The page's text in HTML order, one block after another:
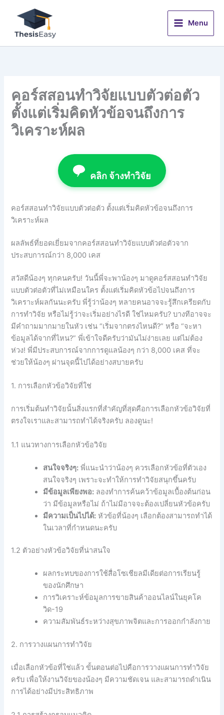
content
Menu
คอร์สสอนทำวิจัยแบบตัวต่อตัว
ตั้งแต่เริ่มคิดหัวข้อจนถึงการ
วิเคราะห์ผล
คลิก จ้างทำวิจัย
คอร์สสอนทำวิจัยแบบตัวต่อตัว ตั้งแต่เริ่มคิดหัวข้อจนถึงการ
วิเคราะห์ผล
ผลลัพธ์ที่ยอดเยี่ยมจากคอร์สสอนทำวิจัยแบบตัวต่อตัวจาก
ประสบการณ์กว่า 8,000 เคส
สวัสดีน้องๆ ทุกคนครับ! วันนี้พี่จะพาน้องๆ มาดูคอร์สสอนทำวิจัย
แบบตัวต่อตัวที่ไม่เหมือนใคร ตั้งแต่เริ่มคิดหัวข้อไปจนถึงการ
วิเคราะห์ผลกันนะครับ พี่รู้ว่าน้องๆ หลายคนอาจจะรู้สึกเครียดกับ
การทำวิจัย หรือไม่รู้ว่าจะเริ่มอย่างไรดี ใช่ไหมครับ? บางทีอาจจะ
มีคำถามมากมายในหัว เช่น “เริ่มจากตรงไหนดี?” หรือ “จะหา
ข้อมูลได้จากที่ไหน?” พี่เข้าใจดีครับว่ามันไม่ง่ายเลย แต่ไม่ต้อง
ห่วง! พี่มีประสบการณ์จากการดูแลน้องๆ กว่า 8,000 เคส ที่จะ
ช่วยให้น้องๆ ผ่านจุดนี้ไปได้อย่างสบายครับ
1. การเลือกหัวข้อวิจัยที่ใช่
การเริ่มต้นทำวิจัยนั้นสิ่งแรกที่สำคัญที่สุดคือการเลือกหัวข้อวิจัยที่
ตรงใจเราและสามารถทำได้จริงครับ ลองดูนะ!
1.1 แนวทางการเลือกหัวข้อวิจัย
สนใจจริงๆ: พี่แนะนำว่าน้องๆ ควรเลือกหัวข้อที่ตัวเอง
สนใจจริงๆ เพราะจะทำให้การทำวิจัยสนุกขึ้นครับ
มีข้อมูลเพียงพอ: ลองทำการค้นคว้าข้อมูลเบื้องต้นก่อน
ว่า มีข้อมูลหรือไม่ ถ้าไม่มีอาจจะต้องเปลี่ยนหัวข้อครับ
มีความเป็นไปได้: หัวข้อที่น้องๆ เลือกต้องสามารถทำได้
ในเวลาที่กำหนดนะครับ
1.2 ตัวอย่างหัวข้อวิจัยที่น่าสนใจ
ผลกระทบของการใช้สื่อโซเชียลมีเดียต่อการเรียนรู้
ของนักศึกษา
การวิเคราะห์ข้อมูลการขายสินค้าออนไลน์ในยุคโค
วิด-19
ความสัมพันธ์ระหว่างสุขภาพจิตและการออกกำลังกาย
2. การวางแผนการทำวิจัย
เมื่อเลือกหัวข้อที่ใช่แล้ว ขั้นตอนต่อไปคือการวางแผนการทำวิจัย
ครับ เพื่อให้งานวิจัยของน้องๆ มีความชัดเจน และสามารถดำเนิน
การได้อย่างมีประสิทธิภาพ